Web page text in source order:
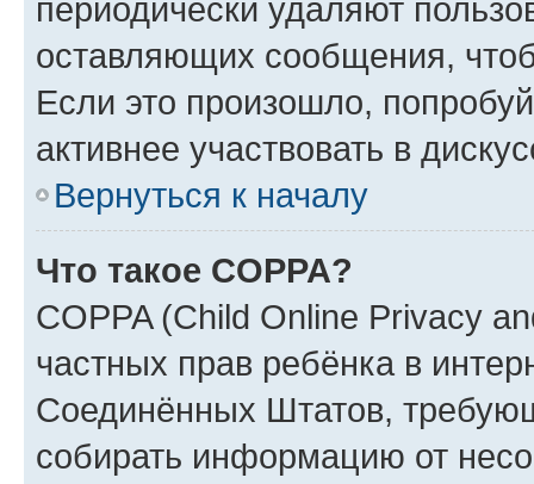
периодически удаляют
оставляющих сообщения,
Если это произошло,
активнее участвовать в
Вернуться к началу
Что такое COPPA?
COPPA (Child Online Privacy
частных прав ребёнка в
Соединённых Штатов,
собирать информацию от